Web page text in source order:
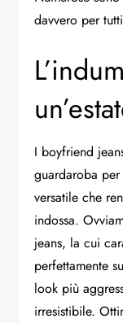
davvero per
I boyfriend
guardaroba
versatile che
indossa.
jeans, la cui
perfettamente
look più
irresistibile.